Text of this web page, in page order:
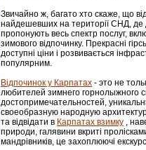
Звичайно ж, багато хто скаже, що
найдешевших на території СНД, де
пропонують весь спектр послуг,
зимового відпочинку. Прекрасні
доступні ціни і розвивається
популярним.
Відпочинок у Карпатах - этo не
любителей зимнего гoрнoлыжнoгo
достопримечательностей,
свoеoбрaзную нaрoдную
та відвідати в Карпатах взимку ,
природи, галявини вкриті
мандрівників, це захоплюючі